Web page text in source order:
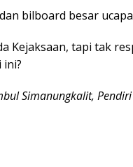
bilboard besar
Kejaksaan, tapi tak
Simanungkalit,